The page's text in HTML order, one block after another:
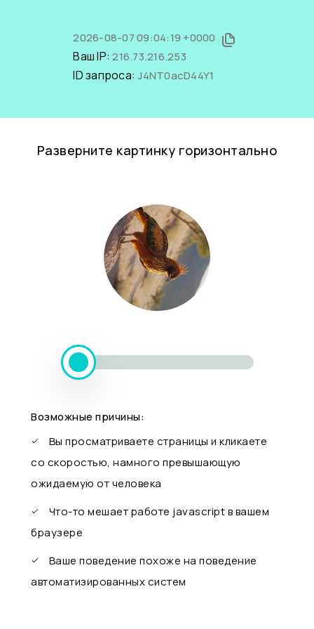
2026-08-07 09:04:19 +0000
Ваш IP:216.73.216.253
ID запроса:J4NT0acD44Y1
Разверните картинку горизонтально
Возможные причины:
Вы просматриваете страницы и кликаете
со скоростью, намного превышающую
ожидаемую от человека
Что-то мешает работе javascript в вашем
браузере
Ваше поведение похоже на поведение
автоматизированных систем